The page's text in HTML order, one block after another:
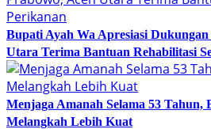
Bupati Ayah Wa Apresiasi
Utara Terima Bantuan Rehabilitasi
Menjaga Amanah Selama 53 Tahun,
Melangkah Lebih Kuat